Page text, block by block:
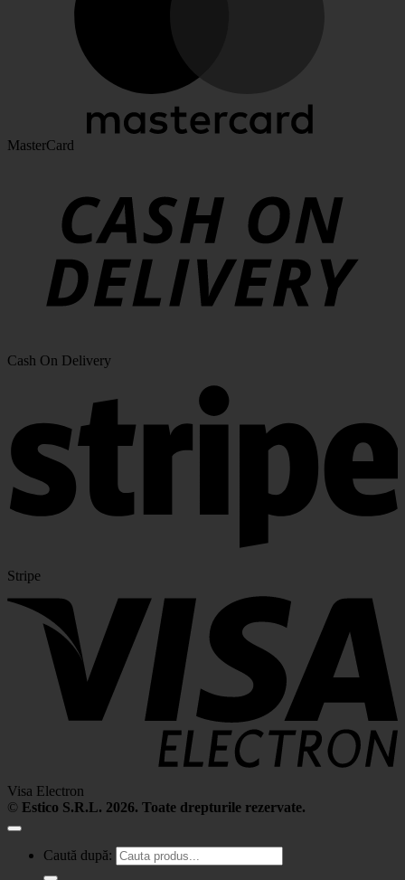
MasterCard
Cash On Delivery
Stripe
Visa Electron
© Estico S.R.L. 2026. Toate drepturile rezervate.
Caută după: